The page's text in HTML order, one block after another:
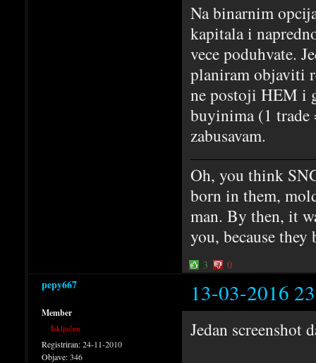
Na binarnim
kapitala i
vece poduhvate.
planiram objaviti
ne postoji HEM i
buyinima (1
zabusavam.
Oh, you think
born in them,
man. By then, it
you, because
3 0
pepy667 13-03-2016
Member
Isključen
Registriran:24-11-2010
Objave:346
Jedan screenshot